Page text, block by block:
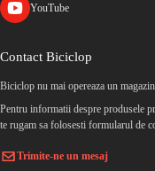
YouTube
Contact Biciclop
Biciclop nu mai opereaza un
Pentru informatii despre produsele
te rugam sa folosesti formularul de
Trimite-ne un mesaj